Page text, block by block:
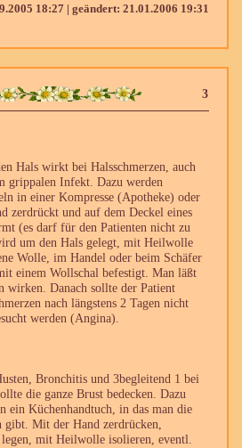
18:27 | geändert: 21.01.2006 19:31
3
Hals wirkt bei Halsschmerzen, auch
grippalen Infekt. Dazu werden
in einer Kompresse (Apotheke) oder
zerdrückt und auf dem Deckel eines
(es darf für den Patienten nicht zu
um den Hals gelegt, mit Heilwolle
Wolle, im Handel oder beim Schäfer
einem Wollschal befestigt. Man läßt
wirken. Danach sollte der Patient
nach längstens 2 Tagen nicht
werden (Angina).
Bronchitis und 3begleitend 1 bei
die ganze Brust bedecken. Dazu
ein Küchenhandtuch, in das man die
Mit der Hand zerdrücken,
mit Heilwolle isolieren, eventl.